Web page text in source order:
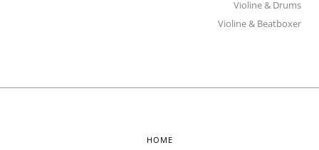
Violine & Drums
Violine & Beatboxer
HOME